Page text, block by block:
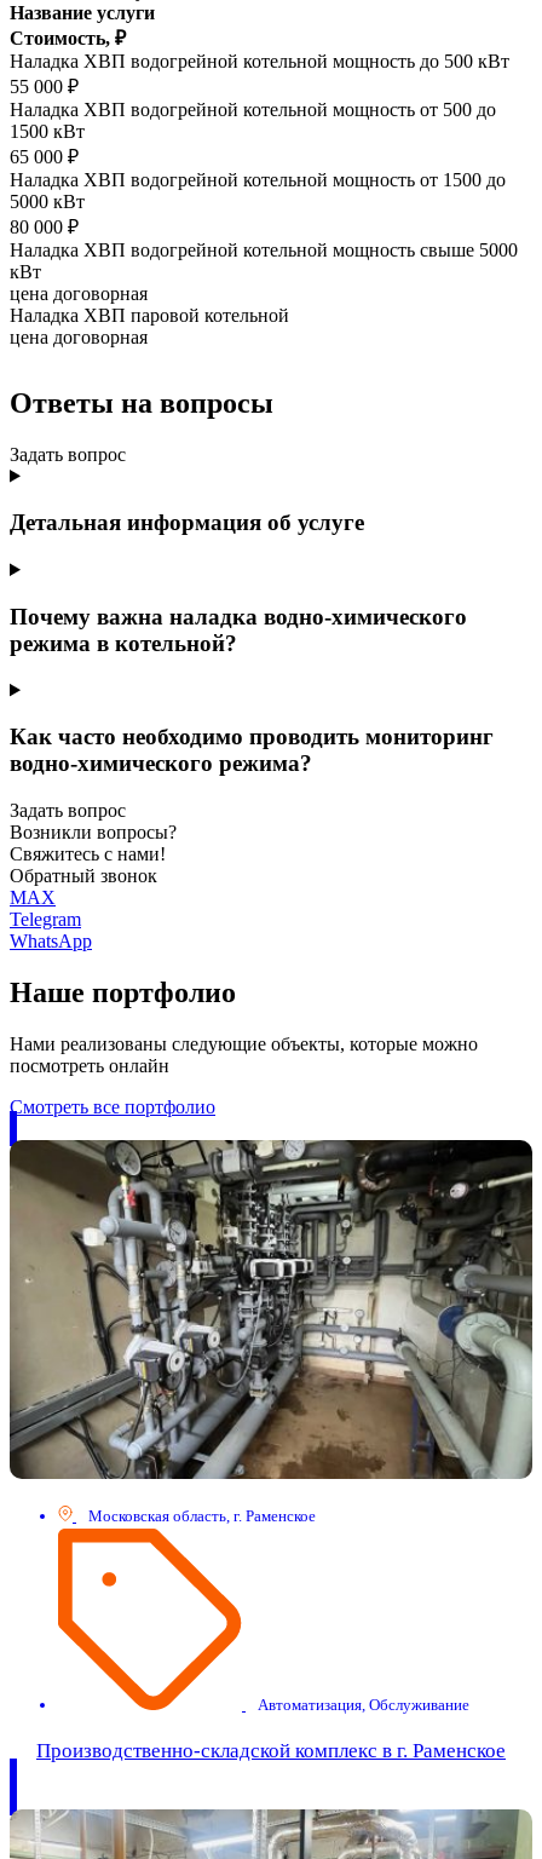
Название услуги
Стоимость, ₽
Наладка ХВП водогрейной котельной мощность до 500 кВт
55 000 ₽
Наладка ХВП водогрейной котельной мощность от 500 до
1500 кВт
65 000 ₽
Наладка ХВП водогрейной котельной мощность от 1500 до
5000 кВт
80 000 ₽
Наладка ХВП водогрейной котельной мощность свыше 5000
кВт
цена договорная
Наладка ХВП паровой котельной
цена договорная
Ответы на вопросы
Задать вопрос
Детальная информация об услуге
Почему важна наладка водно-химического
режима в котельной?
Как часто необходимо проводить мониторинг
водно-химического режима?
Задать вопрос
Возникли вопросы?
Свяжитесь с нами!
Обратный звонок
MAX
Telegram
WhatsApp
Наше портфолио
Нами реализованы следующие объекты, которые можно
посмотреть онлайн
Смотреть все портфолио
Московская область, г. Раменское
Автоматизация, Обслуживание
Производственно-складской комплекс в г. Раменское